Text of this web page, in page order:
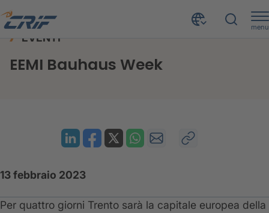
menu
Home News ed Eventi
EVENTI
EEMI Bauhaus Week
13 febbraio 2023
Per quattro giorni Trento sarà la capitale europea della